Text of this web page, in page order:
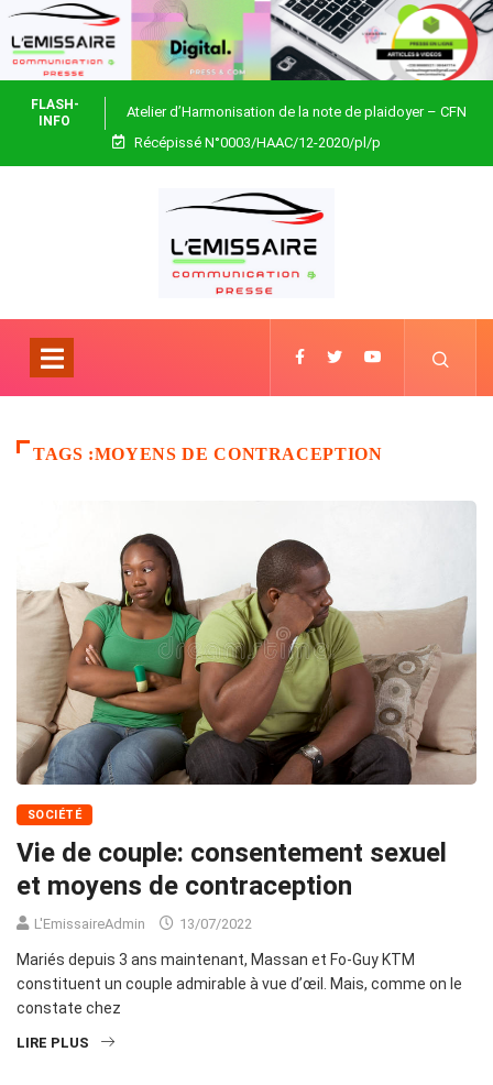
FLASH-
INFO
Atelier d’Harmonisation de la note de plaidoyer – CFN
Togo
Récépissé N°0003/HAAC/12-2020/pl/p
TAGS :MOYENS DE CONTRACEPTION
SOCIÉTÉ
Vie de couple: consentement sexuel
et moyens de contraception
L'EmissaireAdmin 13/07/2022
Mariés depuis 3 ans maintenant, Massan et Fo-Guy KTM
constituent un couple admirable à vue d’œil. Mais, comme on le
constate chez
LIRE PLUS